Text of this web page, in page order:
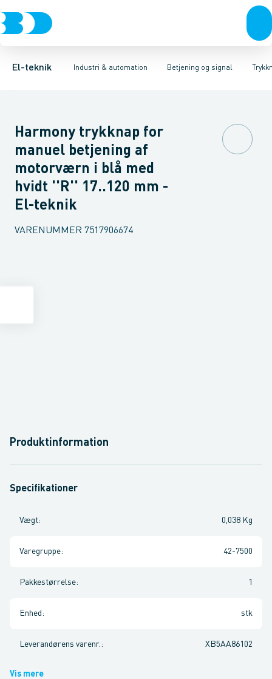
El-teknik Industri & automation
Afbrydere, stikkontakter & lampeudtagForgreningsmateriel
Betjening og signal
Industristiksystemer Frekvensomformere og softstartere
TrykknaphovedLystårn element, optiskTilslutningsmodul
Harmony trykknap for
manuel betjening af
motorværn i blå med
hvidt ''R'' 17..120 mm -
El-teknik
VARENUMMER 7517906674
Produktinformation
Specifikationer
Vægt: 0,038 Kg
Varegruppe: 42-7500
Pakkestørrelse: 1
Enhed : stk
Leverandørens varenr. : XB5AA86102
Vis mere